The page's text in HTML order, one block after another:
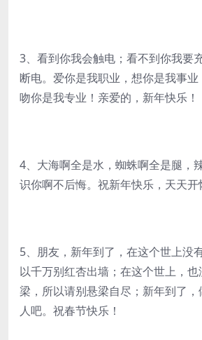
3、看到你我会触电；看不到你我要
断电。爱你是我职业，想你是我事业
吻你是我专业！亲爱的，新年快乐！
4、大海啊全是水，蜘蛛啊全是腿，
识你啊不后悔。祝新年快乐，天天开
5、朋友，新年到了，在这个世上没
以千万别红杏出墙；在这个世上，
梁，所以请别悬梁自尽；新年到了
人吧。祝春节快乐！